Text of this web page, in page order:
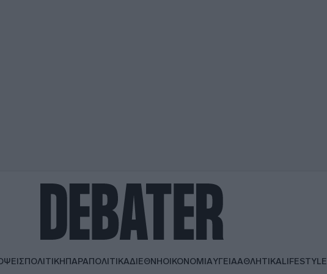
ΠΟΛΙΤΙΚΗΠΑΡΑΠΟΛΙΤΙΚΑΔΙΕΘΝΗΟΙΚΟΝΟΜΙΑΥΓΕΙΑΑΘΛΗΤΙΚΑLIFESTYLE